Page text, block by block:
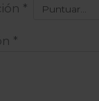
*
*